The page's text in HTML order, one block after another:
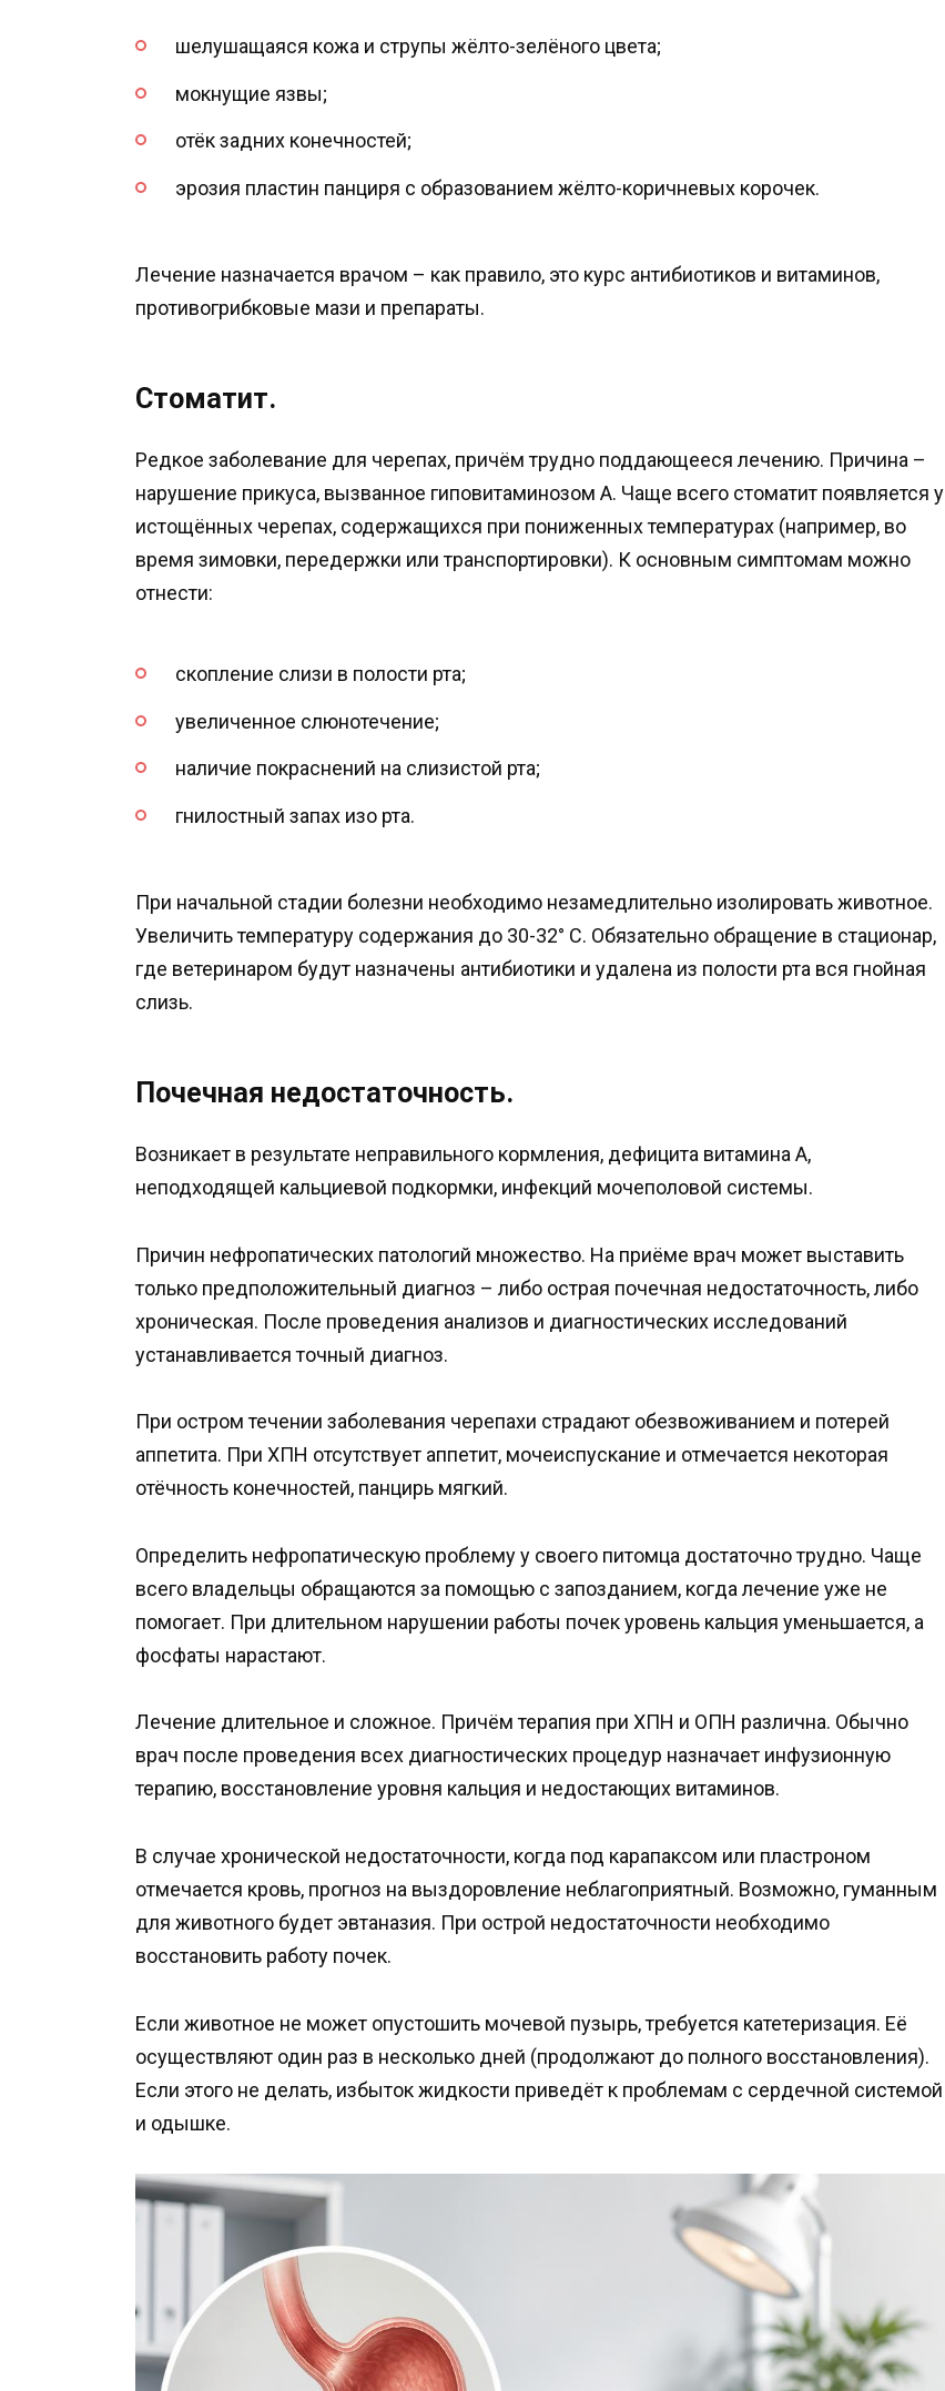
шелушащаяся кожа и струпы жёлто-зелёного цвета;
мокнущие язвы;
отёк задних конечностей;
эрозия пластин панциря с образованием жёлто-коричневых корочек.
Лечение назначается врачом – как правило, это курс антибиотиков и витаминов,
противогрибковые мази и препараты.
Стоматит.
Редкое заболевание для черепах, причём трудно поддающееся лечению. Причина –
нарушение прикуса, вызванное гиповитаминозом А. Чаще всего стоматит появляется у
истощённых черепах, содержащихся при пониженных температурах (например, во
время зимовки, передержки или транспортировки). К основным симптомам можно
отнести:
скопление слизи в полости рта;
увеличенное слюнотечение;
наличие покраснений на слизистой рта;
гнилостный запах изо рта.
При начальной стадии болезни необходимо незамедлительно изолировать животное.
Увеличить температуру содержания до 30-32° С. Обязательно обращение в стационар,
где ветеринаром будут назначены антибиотики и удалена из полости рта вся гнойная
слизь.
Почечная недостаточность.
Возникает в результате неправильного кормления, дефицита витамина А,
неподходящей кальциевой подкормки, инфекций мочеполовой системы.
Причин нефропатических патологий множество. На приёме врач может выставить
только предположительный диагноз – либо острая почечная недостаточность, либо
хроническая. После проведения анализов и диагностических исследований
устанавливается точный диагноз.
При остром течении заболевания черепахи страдают обезвоживанием и потерей
аппетита. При ХПН отсутствует аппетит, мочеиспускание и отмечается некоторая
отёчность конечностей, панцирь мягкий.
Определить нефропатическую проблему у своего питомца достаточно трудно. Чаще
всего владельцы обращаются за помощью с запозданием, когда лечение уже не
помогает. При длительном нарушении работы почек уровень кальция уменьшается, а
фосфаты нарастают.
Лечение длительное и сложное. Причём терапия при ХПН и ОПН различна. Обычно
врач после проведения всех диагностических процедур назначает инфузионную
терапию, восстановление уровня кальция и недостающих витаминов.
В случае хронической недостаточности, когда под карапаксом или пластроном
отмечается кровь, прогноз на выздоровление неблагоприятный. Возможно, гуманным
для животного будет эвтаназия. При острой недостаточности необходимо
восстановить работу почек.
Если животное не может опустошить мочевой пузырь, требуется катетеризация. Её
осуществляют один раз в несколько дней (продолжают до полного восстановления).
Если этого не делать, избыток жидкости приведёт к проблемам с сердечной системой
и одышке.